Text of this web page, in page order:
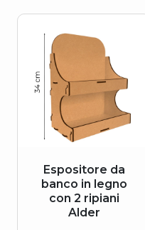
Espositore da
banco in legno
con 2 ripiani
Alder